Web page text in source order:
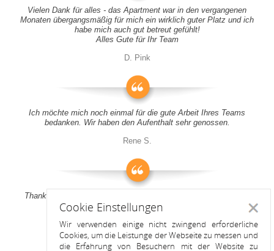
Vielen Dank für alles - das Apartment war in den vergangenen
Monaten übergangsmäßig für mich ein wirklich guter Platz und ich
habe mich auch gut betreut gefühlt!
Alles Gute für Ihr Team
D. Pink
Ich möchte mich noch einmal für die gute Arbeit Ihres Teams
bedanken. Wir haben den Aufenthalt sehr genossen.
Rene S.
Thank you all for your support! It was a pleasure to stay at your
apartment
Anitah S.
Cookie Einstellungen
Wir verwenden einige nicht zwingend erforderliche
Cookies, um die Leistunge der Webseite zu messen und
die Erfahrung von Besuchern mit der Website zu